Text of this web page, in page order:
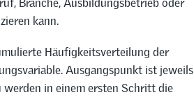
kann.
Häufigkeitsverteilung der
Ausgangspunkt ist jeweils
in einem ersten Schritt die